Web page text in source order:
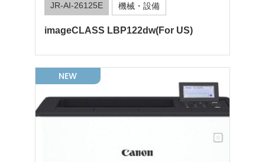
JR-AI-26125E 機械・設備
imageCLASS LBP122dw(For US)
NEW